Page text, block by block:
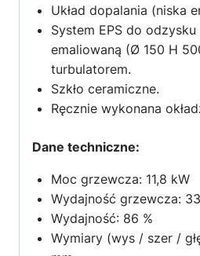
Układ dopalania (niska
System EPS do odzysku
emaliowaną (Ø 150 H
turbulatorem.
Szkło ceramiczne.
Ręcznie wykonana
Dane techniczne:
Moc grzewcza: 11,8 kW
Wydajność grzewcza:
Wydajność: 86 %
Wymiary (wys / szer /